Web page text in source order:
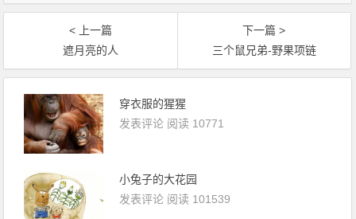
< 上一篇
遮月亮的人
下一篇 >
三个鼠兄弟-野果项链
穿衣服的猩猩
发表评论 阅读 10771
小兔子的大花园
发表评论 阅读 101539